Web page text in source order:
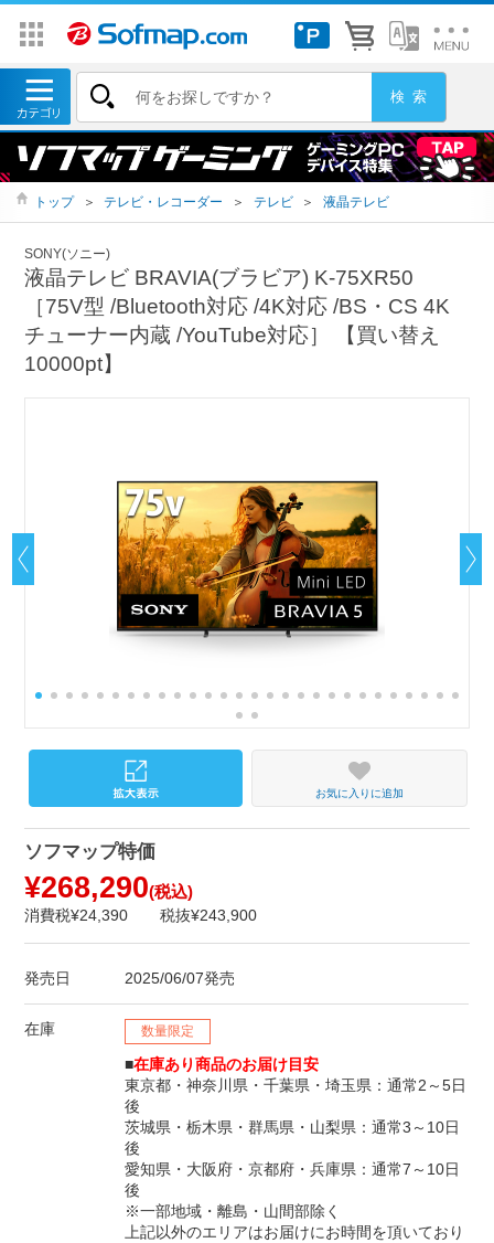
トップ ＞ テレビ・レコーダー ＞ テレビ ＞ 液晶テレビ
SONY(ソニー)
液晶テレビ BRAVIA(ブラビア) K-75XR50
［75V型 /Bluetooth対応 /4K対応 /BS・CS 4K
チューナー内蔵 /YouTube対応］ 【買い替え
10000pt】
お気に入りに追加
ソフマップ特価
¥268,290(税込)
消費税¥24,390 税抜¥243,900
発売日 2025/06/07発売
在庫 数量限定
■在庫あり商品のお届け目安
東京都・神奈川県・千葉県・埼玉県：通常2～5日
後
茨城県・栃木県・群馬県・山梨県：通常3～10日
後
愛知県・大阪府・京都府・兵庫県：通常7～10日
後
※一部地域・離島・山間部除く
上記以外のエリアはお届けにお時間を頂いており